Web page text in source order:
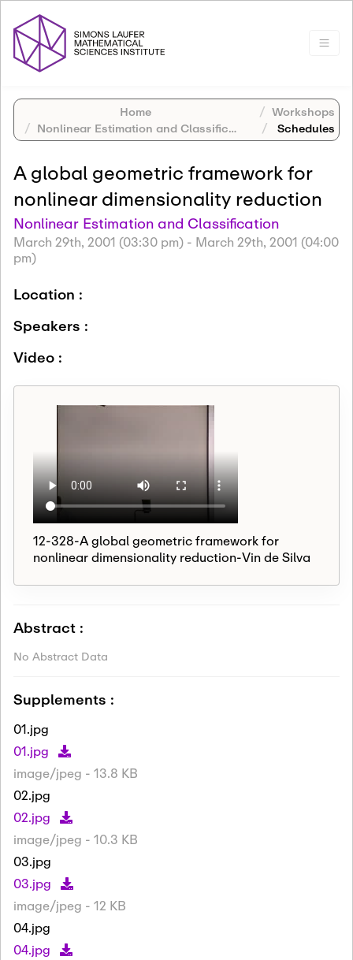
Home
Workshops
Nonlinear Estimation and Classification
Schedules
A global geometric framework for
nonlinear dimensionality reduction
Nonlinear Estimation and Classification
March 29th, 2001 (03:30 pm) - March 29th, 2001 (04:00
pm)
Location :
Speakers :
Video :
12-328-A global geometric framework for
nonlinear dimensionality reduction-Vin de Silva
Abstract :
No Abstract Data
Supplements :
01.jpg
01.jpg
image/jpeg - 13.8 KB
02.jpg
02.jpg
image/jpeg - 10.3 KB
03.jpg
03.jpg
image/jpeg - 12 KB
04.jpg
04.jpg